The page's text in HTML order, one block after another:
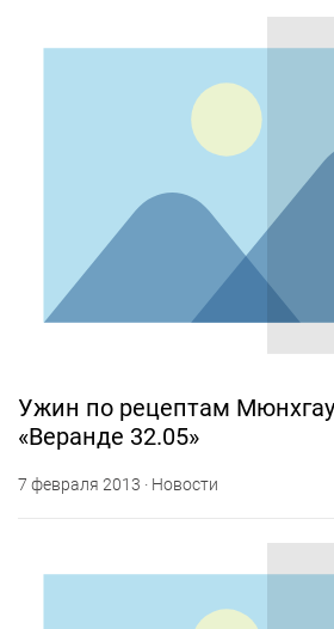
Ужин по рецептам
«Веранде 32.05»
7 февраля 2013 · Новости